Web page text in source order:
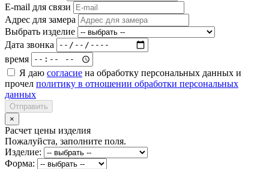
E-mail для связи
Адрес для замера
Выбрать изделие
Дата звонка
время
Я даю согласие на обработку персональных данных и
прочел политику в отношении обработки персональных
данных
Отправить
×
Расчет цены изделия
Пожалуйста, заполните поля.
Изделие:
Форма: